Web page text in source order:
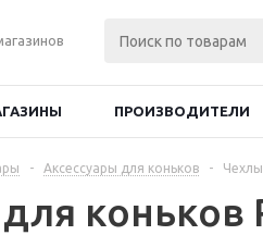
ПРОИЗВОДИТЕЛИ
- Аксессуары для коньков - Чехлы
коньков